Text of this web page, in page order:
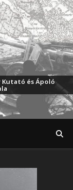
Kutató és Ápoló